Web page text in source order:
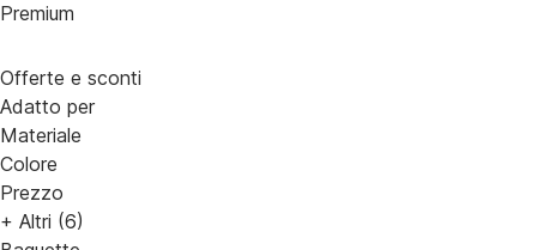
Premium
Offerte e sconti
Adatto per
Materiale
Colore
Prezzo
+ Altri (6)